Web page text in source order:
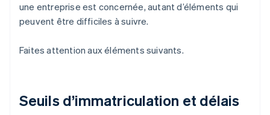
une entreprise est concernée, autant d’éléments qui
peuvent être difficiles à suivre.
Faites attention aux éléments suivants.
Seuils d’immatriculation et délais